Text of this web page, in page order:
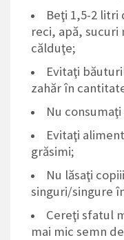
Beţi 1,5-2 litri
reci, apă,
călduţe;
Evitaţi
zahăr în
Nu
Evitaţi
grăsimi;
Nu lăsaţi
singuri/singure
Cereţi sfatul
mai mic semn